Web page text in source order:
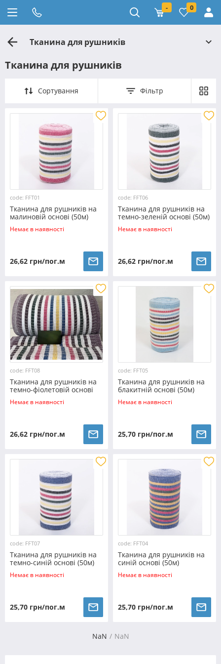
- 0
Тканина для рушників
Тканина для рушників
Сортування Фільтр
code: FFT01
Тканина для рушників на
малиновій основі (50м)
Немає в наявності
26,62 грн/пог.м
code: FFT06
Тканина для рушників на
темно-зеленій основі (50м)
Немає в наявності
26,62 грн/пог.м
code: FFT08
Тканина для рушників на
темно-фіолетовій основі
(50м)
Немає в наявності
26,62 грн/пог.м
code: FFT05
Тканина для рушників на
блакитній основі (50м)
Немає в наявності
25,70 грн/пог.м
code: FFT07
Тканина для рушників на
темно-синій основі (50м)
Немає в наявності
25,70 грн/пог.м
code: FFT04
Тканина для рушників на
синій основі (50м)
Немає в наявності
25,70 грн/пог.м
NaN NaN